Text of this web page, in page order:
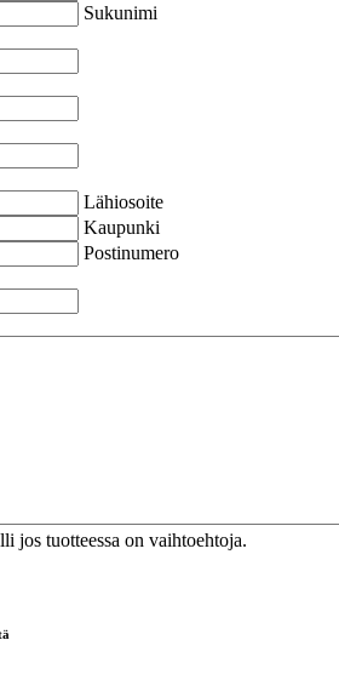
Sukunimi
Lähiosoite
Kaupunki
Postinumero
jos tuotteessa on vaihtoehtoja.